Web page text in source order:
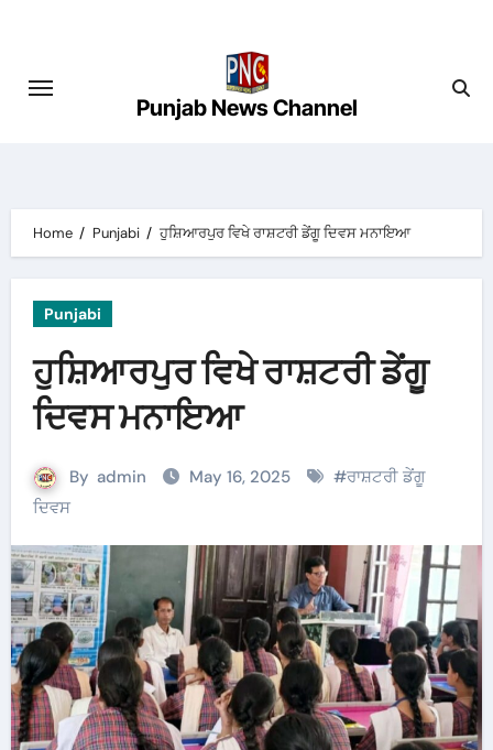
content
Punjab News Channel
Home Punjabi ਹੁਸ਼ਿਆਰਪੁਰ ਵਿਖੇ ਰਾਸ਼ਟਰੀ ਡੇਂਗੂ ਦਿਵਸ ਮਨਾਇਆ
Punjabi
ਹੁਸ਼ਿਆਰਪੁਰ ਵਿਖੇ ਰਾਸ਼ਟਰੀ ਡੇਂਗੂ
ਦਿਵਸ ਮਨਾਇਆ
By admin May 16, 2025 #ਰਾਸ਼ਟਰੀ ਡੇਂਗੂ
ਦਿਵਸ